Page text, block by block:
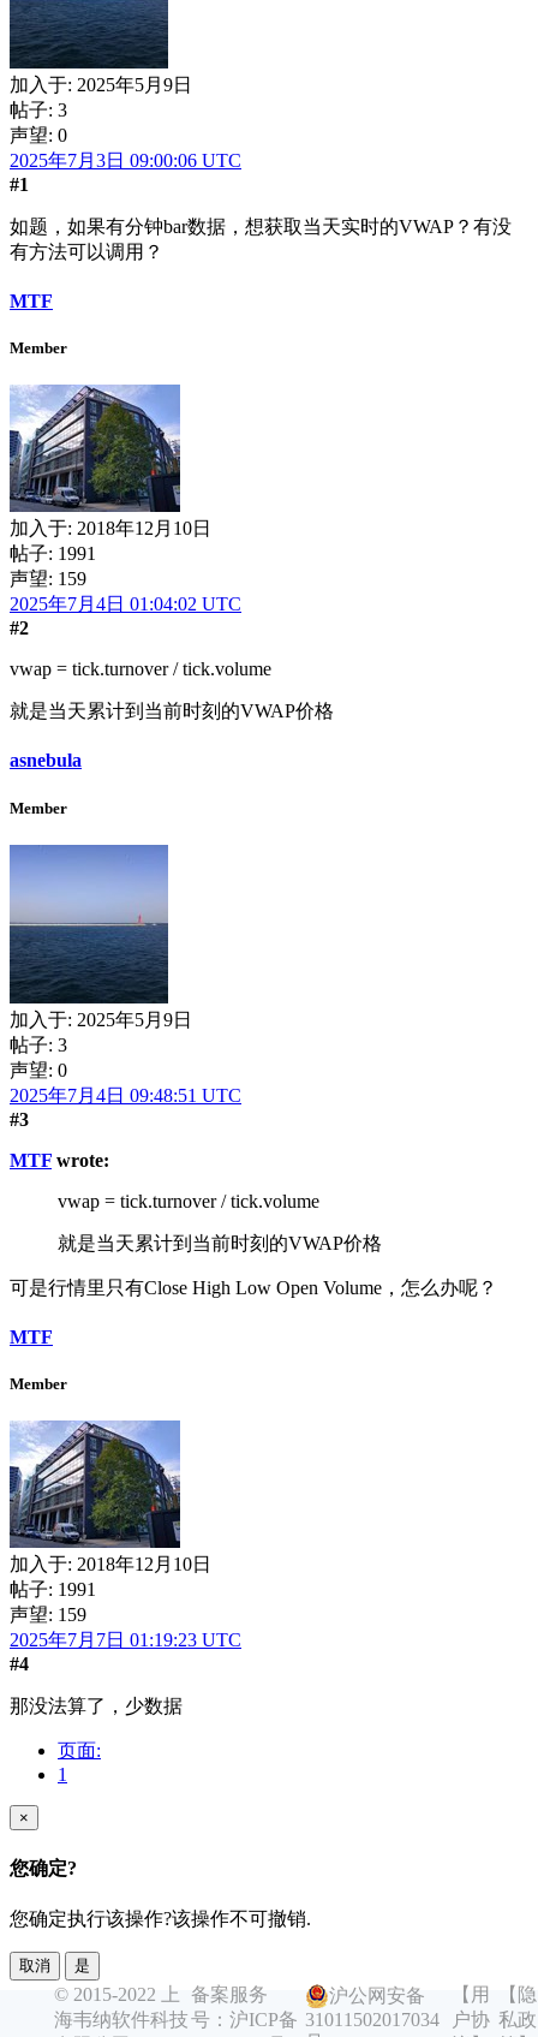
加入于: 2025年5月9日
帖子: 3
声望: 0
2025年7月3日 09:00:06 UTC
#1
如题，如果有分钟bar数据，想获取当天实时的VWAP？有没
有方法可以调用？
MTF
Member
加入于: 2018年12月10日
帖子: 1991
声望: 159
2025年7月4日 01:04:02 UTC
#2
vwap = tick.turnover / tick.volume
就是当天累计到当前时刻的VWAP价格
asnebula
Member
加入于: 2025年5月9日
帖子: 3
声望: 0
2025年7月4日 09:48:51 UTC
#3
MTF wrote:
vwap = tick.turnover / tick.volume
就是当天累计到当前时刻的VWAP价格
可是行情里只有Close High Low Open Volume，怎么办呢？
MTF
Member
加入于: 2018年12月10日
帖子: 1991
声望: 159
2025年7月7日 01:19:23 UTC
#4
那没法算了，少数据
页面:
1
×
您确定?
您确定执行该操作?该操作不可撤销.
取消 是
© 2015-2022 上
海韦纳软件科技
备案服务
号：沪ICP备
沪公网安备
31011502017034
【用
户协
【隐
私政